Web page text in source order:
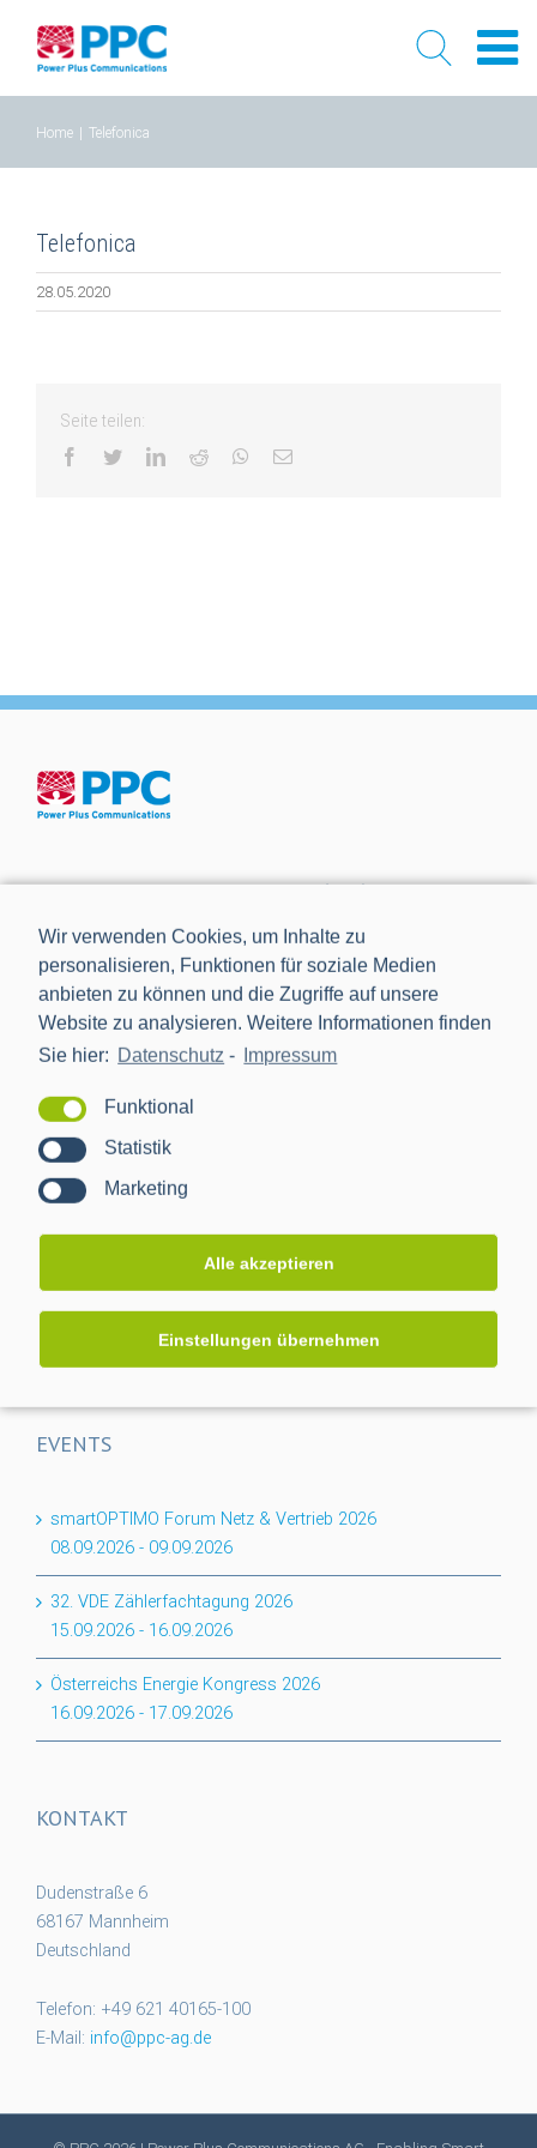
Wir verwenden Cookies, um Inhalte zu
personalisieren, Funktionen für soziale Medien
anbieten zu können und die Zugriffe auf unsere
Website zu analysieren. Weitere Informationen finden
Sie hier: Datenschutz - Impressum
Funktional
Statistik
Marketing
Alle akzeptieren
Einstellungen übernehmen
content
Home Telefonica
Telefonica
28.05.2020
Seite teilen:
facebooktwitterlinkedinreddit whatsappEmail
Gateways und Kommunikationstechnik für die Digitalisierung
der Energiewende.
NEWS
Projektabschluss CACTUS: Mehr Transparenz für das
Niederspannungsnetz
das Nessum 1T-Modul
Auf dem Weg zur RLM-Integration: PPC bringt
Industriemessungen ins Smart Meter Gateway
EVENTS
smartOPTIMO Forum Netz & Vertrieb 2026
08.09.2026 - 09.09.2026
32. VDE Zählerfachtagung 2026
15.09.2026 - 16.09.2026
Österreichs Energie Kongress 2026
16.09.2026 - 17.09.2026
KONTAKT
Dudenstraße 6
68167 Mannheim
Deutschland
Telefon: +49 621 40165-100
E-Mail: info@ppc-ag.de